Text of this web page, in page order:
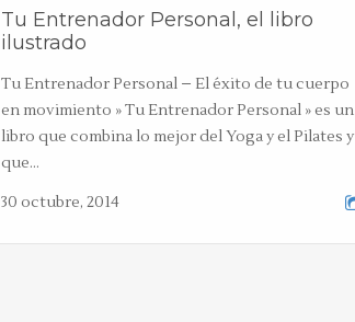
Tu Entrenador Personal, el libro
ilustrado
Tu Entrenador Personal – El éxito de tu cuerpo
en movimiento » Tu Entrenador Personal » es un
libro que combina lo mejor del Yoga y el Pilates y
que…
30 octubre, 2014